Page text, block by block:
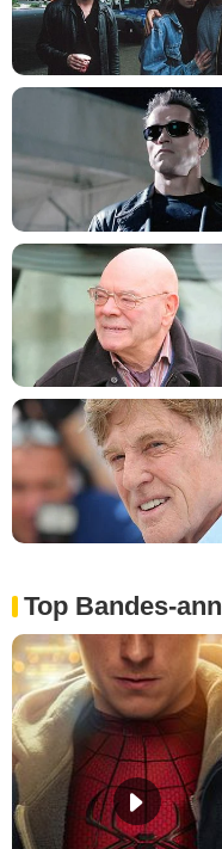
Top Bandes-